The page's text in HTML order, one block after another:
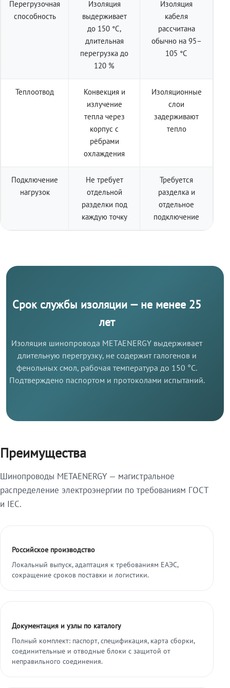
Перегрузочная
способность
Изоляция
выдерживает
до 150 °C,
длительная
перегрузка до
120 %
Изоляция
кабеля
рассчитана
обычно на 95–
105 °C
Теплоотвод
Конвекция и
излучение
тепла через
корпус с
рёбрами
охлаждения
Изоляционные
слои
задерживают
тепло
Подключение
нагрузок
Не требует
отдельной
разделки под
каждую точку
Требуется
разделка и
отдельное
подключение
Срок службы изоляции — не менее 25
лет
Изоляция шинопровода METAENERGY выдерживает
длительную перегрузку, не содержит галогенов и
фенольных смол, рабочая температура до 150 °C.
Подтверждено паспортом и протоколами испытаний.
Преимущества
Шинопроводы METAENERGY — магистральное
распределение электроэнергии по требованиям ГОСТ
и IEC.
Российское производство
Локальный выпуск, адаптация к требованиям ЕАЭС,
сокращение сроков поставки и логистики.
Документация и узлы по каталогу
Полный комплект: паспорт, спецификация, карта сборки,
соединительные и отводные блоки с защитой от
неправильного соединения.